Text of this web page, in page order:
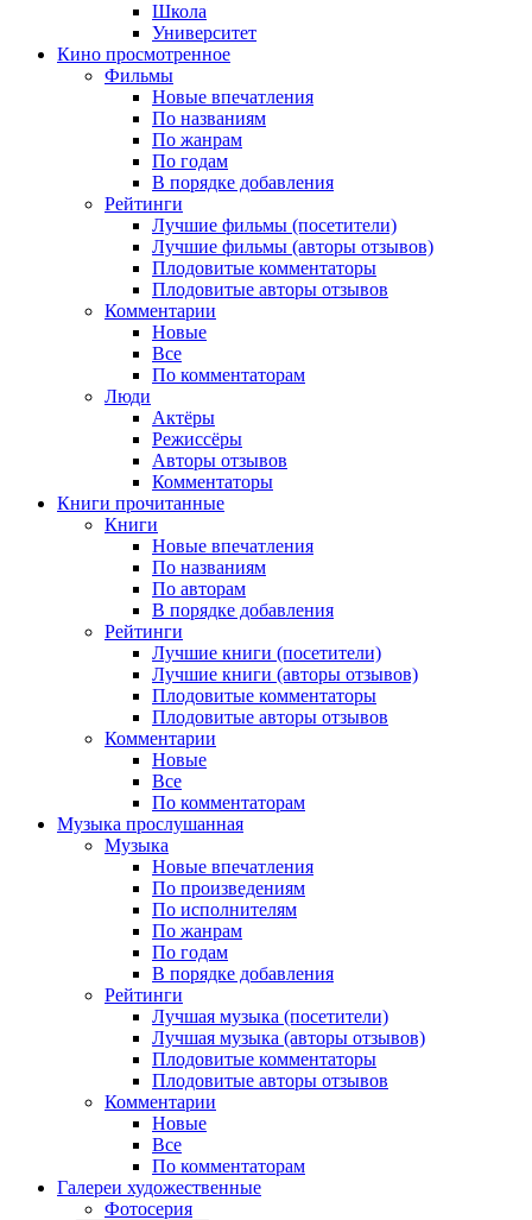
Школа
Университет
Кино просмотренное
Фильмы
Новые впечатления
По названиям
По жанрам
По годам
В порядке добавления
Рейтинги
Лучшие фильмы (посетители)
Лучшие фильмы (авторы отзывов)
Плодовитые комментаторы
Плодовитые авторы отзывов
Комментарии
Новые
Все
По комментаторам
Люди
Актёры
Режиссёры
Авторы отзывов
Комментаторы
Книги прочитанные
Книги
Новые впечатления
По названиям
По авторам
В порядке добавления
Рейтинги
Лучшие книги (посетители)
Лучшие книги (авторы отзывов)
Плодовитые комментаторы
Плодовитые авторы отзывов
Комментарии
Новые
Все
По комментаторам
Музыка прослушанная
Музыка
Новые впечатления
По произведениям
По исполнителям
По жанрам
По годам
В порядке добавления
Рейтинги
Лучшая музыка (посетители)
Лучшая музыка (авторы отзывов)
Плодовитые комментаторы
Плодовитые авторы отзывов
Комментарии
Новые
Все
По комментаторам
Галереи художественные
Фотосерия